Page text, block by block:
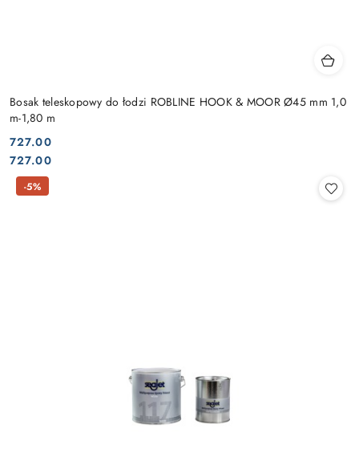
Bosak teleskopowy do łodzi ROBLINE HOOK & MOOR Ø45 mm 1,0
m-1,80 m
Cena:
727.00
Cena:
727.00
-5%